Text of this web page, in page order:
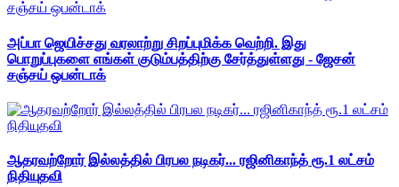
அப்பா ஜெயிச்சது வரலாற்று சிறப்புமிக்க வெற்றி. இது
பொறுப்புகளை எங்கள் குடும்பத்திற்கு சேர்த்துள்ளது - ஜேசன்
சஞ்சய் ஒபன்டாக்
ஆதரவற்றோர் இல்லத்தில் பிரபல நடிகர்... ரஜினிகாந்த் ரூ.1 லட்சம்
நிதியுதவி